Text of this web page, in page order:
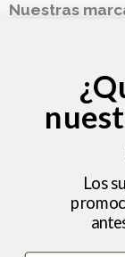
Nuestras
VESALA
Hola ,
Los